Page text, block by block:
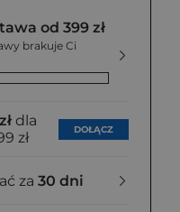
od 399 zł
brakuje Ci
dla
zł
DOŁĄCZ
za 30 dni